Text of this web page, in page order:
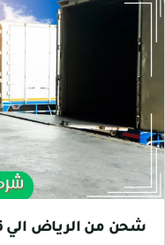
شحن من الرياض الي